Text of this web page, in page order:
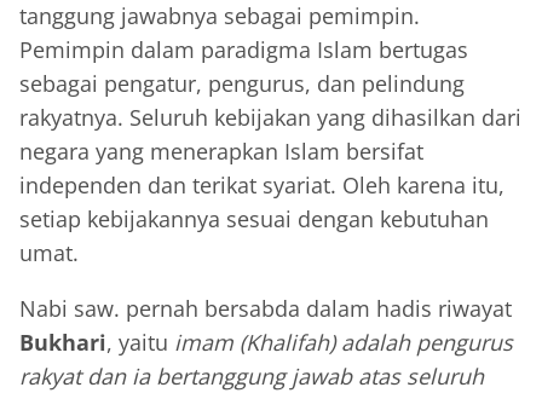
tanggung jawabnya sebagai pemimpin.
Pemimpin dalam paradigma Islam bertugas
sebagai pengatur, pengurus, dan pelindung
rakyatnya. Seluruh kebijakan yang dihasilkan dari
negara yang menerapkan Islam bersifat
independen dan terikat syariat. Oleh karena itu,
setiap kebijakannya sesuai dengan kebutuhan
umat.
Nabi saw. pernah bersabda dalam hadis riwayat
Bukhari, yaitu imam (Khalifah) adalah pengurus
rakyat dan ia bertanggung jawab atas seluruh